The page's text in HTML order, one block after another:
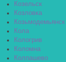
Козельск
Козловка
Козьмодемьянск
Кола
Кологрив
Коломна
Колпашево